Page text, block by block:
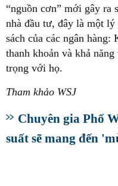
“nguồn cơn” mới gây ra
nhà đầu tư, đây là một
sách của các ngân
thanh khoản và khả
trọng với họ.
Tham khảo WSJ
Chuyên gia Phố
suất sẽ mang đến